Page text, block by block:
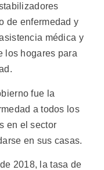
de enfermedad y
médica y
los hogares para
fue la
a todos los
en el sector
en sus casas.
2018, la tasa de